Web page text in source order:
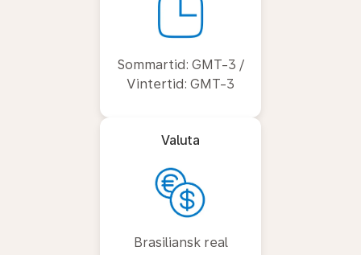
Sommartid: GMT-3 /
Vintertid: GMT-3
Valuta
Brasiliansk real